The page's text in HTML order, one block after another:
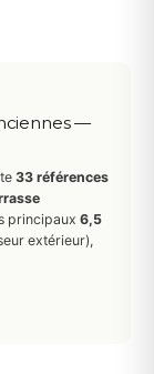
—
33 références
principaux 6,5
extérieur),